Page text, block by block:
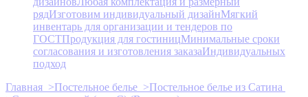
рядИзготовим индивидуальный дизайнМягкий
инвентарь для организации и тендеров по
ГОСТПродукция для гостиницМинимальные сроки
согласования и изготовления заказаИндивидуальных
подход
Главная >Постельное белье >Постельное белье из Сатина